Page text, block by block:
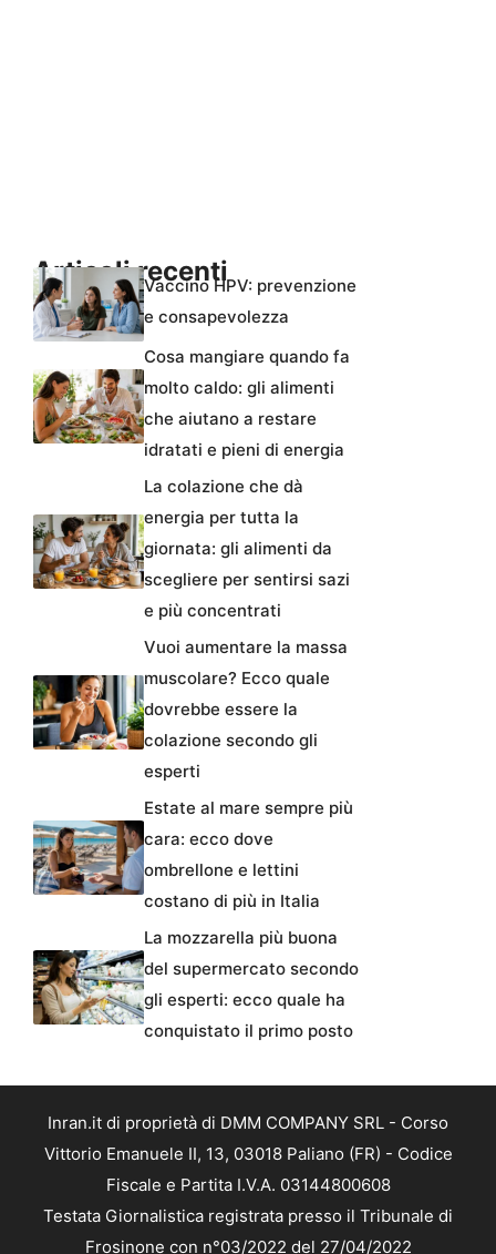
Articoli recentiVaccino HPV: prevenzione
e consapevolezza
Cosa mangiare quando fa
molto caldo: gli alimenti
che aiutano a restare
idratati e pieni di energia
La colazione che dà
energia per tutta la
giornata: gli alimenti da
scegliere per sentirsi sazi
e più concentrati
Vuoi aumentare la massa
muscolare? Ecco quale
dovrebbe essere la
colazione secondo gli
esperti
Estate al mare sempre più
cara: ecco dove
ombrellone e lettini
costano di più in Italia
La mozzarella più buona
del supermercato secondo
gli esperti: ecco quale ha
conquistato il primo posto
Inran.it di proprietà di DMM COMPANY SRL - Corso
Vittorio Emanuele II, 13, 03018 Paliano (FR) - Codice
Fiscale e Partita I.V.A. 03144800608
Testata Giornalistica registrata presso il Tribunale di
Frosinone con n°03/2022 del 27/04/2022